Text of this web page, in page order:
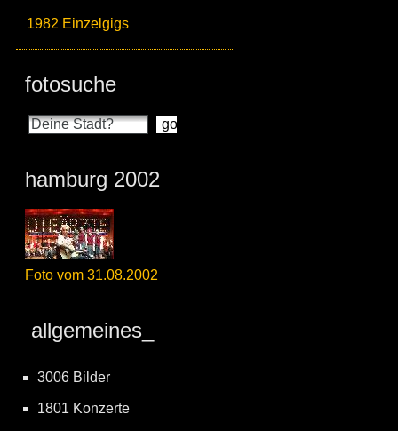
1982 Einzelgigs
fotosuche
hamburg 2002
Foto vom 31.08.2002
allgemeines_
3006 Bilder
1801 Konzerte